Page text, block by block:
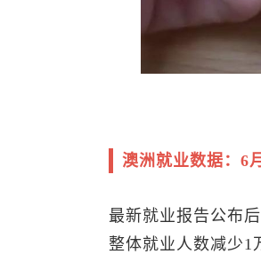
澳洲就业数据：6
最新就业报告公布
整体就业人数减少1